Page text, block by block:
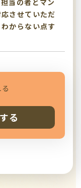
当の者とマン
させていただ
からない点す
る